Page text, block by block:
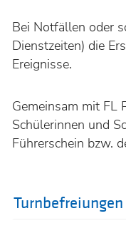
Bei Notfällen oder
Dienstzeiten) die
Ereignisse.
Gemeinsam mit FL
Schülerinnen und
Führerschein bzw.
Turnbefreiungen